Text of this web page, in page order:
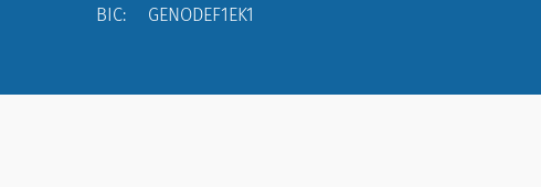
BIC: GENODEF1EK1